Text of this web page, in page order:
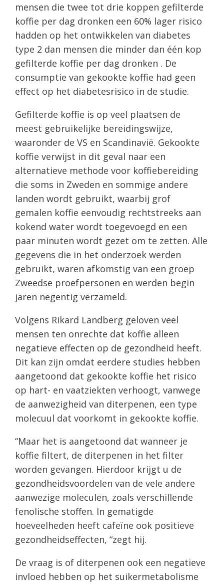
mensen die twee tot drie koppen gefilterde
koffie per dag dronken een 60% lager risico
hadden op het ontwikkelen van diabetes
type 2 dan mensen die minder dan één kop
gefilterde koffie per dag dronken . De
consumptie van gekookte koffie had geen
effect op het diabetesrisico in de studie.
Gefilterde koffie is op veel plaatsen de
meest gebruikelijke bereidingswijze,
waaronder de VS en Scandinavië. Gekookte
koffie verwijst in dit geval naar een
alternatieve methode voor koffiebereiding
die soms in Zweden en sommige andere
landen wordt gebruikt, waarbij grof
gemalen koffie eenvoudig rechtstreeks aan
kokend water wordt toegevoegd en een
paar minuten wordt gezet om te zetten. Alle
gegevens die in het onderzoek werden
gebruikt, waren afkomstig van een groep
Zweedse proefpersonen en werden begin
jaren negentig verzameld.
Volgens Rikard Landberg geloven veel
mensen ten onrechte dat koffie alleen
negatieve effecten op de gezondheid heeft.
Dit kan zijn omdat eerdere studies hebben
aangetoond dat gekookte koffie het risico
op hart- en vaatziekten verhoogt, vanwege
de aanwezigheid van diterpenen, een type
molecuul dat voorkomt in gekookte koffie.
“Maar het is aangetoond dat wanneer je
koffie filtert, de diterpenen in het filter
worden gevangen. Hierdoor krijgt u de
gezondheidsvoordelen van de vele andere
aanwezige moleculen, zoals verschillende
fenolische stoffen. In gematigde
hoeveelheden heeft cafeïne ook positieve
gezondheidseffecten, “zegt hij.
De vraag is of diterpenen ook een negatieve
invloed hebben op het suikermetabolisme